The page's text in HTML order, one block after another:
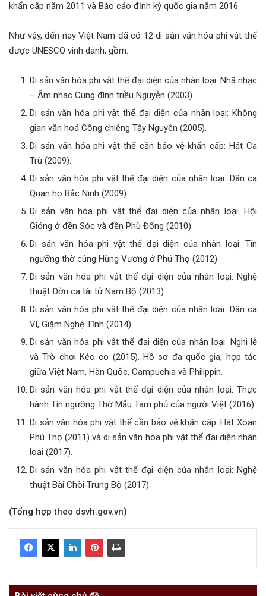
khẩn cấp năm 2011 và Báo cáo định kỳ quốc gia năm 2016.
Như vậy, đến nay Việt Nam đã có 12 di sản văn hóa phi vật thể
được UNESCO vinh danh, gồm:
Di sản văn hóa phi vật thể đại diện của nhân loại: Nhã nhạc
– Âm nhạc Cung đình triều Nguyễn (2003).
Di sản văn hóa phi vật thể đại diện của nhân loại: Không
gian văn hoá Cồng chiêng Tây Nguyên (2005).
Di sản văn hóa phi vật thể cần bảo vệ khẩn cấp: Hát Ca
Trù (2009).
Di sản văn hóa phi vật thể đại diện của nhân loại: Dân ca
Quan họ Bắc Ninh (2009).
Di sản văn hóa phi vật thể đại diện của nhân loại: Hội
Gióng ở đền Sóc và đền Phù Đổng (2010).
Di sản văn hóa phi vật thể đại diện của nhân loại: Tín
ngưỡng thờ cúng Hùng Vương ở Phú Thọ (2012).
Di sản văn hóa phi vật thể đại diện của nhân loại: Nghệ
thuật Đờn ca tài tử Nam Bộ (2013).
Di sản văn hóa phi vật thể đại diện của nhân loại: Dân ca
Ví, Giặm Nghệ Tĩnh (2014).
Di sản văn hóa phi vật thể đại diện của nhân loại: Nghi lễ
và Trò chơi Kéo co (2015). Hồ sơ đa quốc gia, hợp tác
giữa Việt Nam, Hàn Quốc, Campuchia và Philippin.
Di sản văn hóa phi vật thể đại diện của nhân loại: Thực
hành Tín ngưỡng Thờ Mẫu Tam phủ của người Việt (2016).
Di sản văn hóa phi vật thể cần bảo vệ khẩn cấp: Hát Xoan
Phú Thọ (2011) và di sản văn hóa phi vật thể đại diện nhân
loại (2017).
Di sản văn hóa phi vật thể đại diện của nhân loại: Nghệ
thuật Bài Chòi Trung Bộ (2017).
(Tổng hợp theo dsvh.gov.vn)